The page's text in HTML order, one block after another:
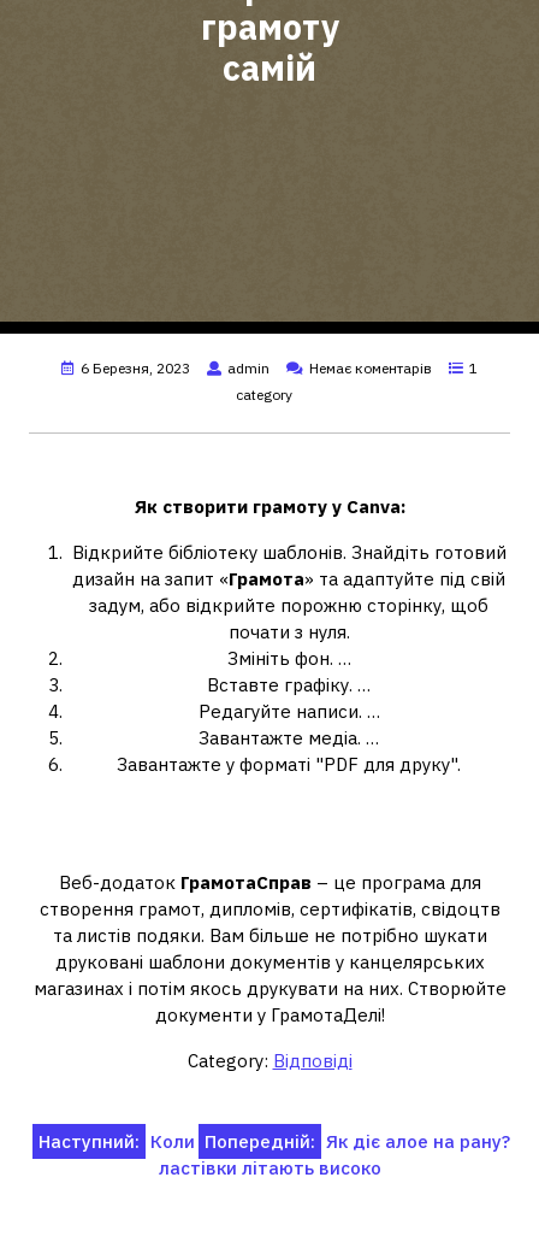
грамоту
самій
6 Березня, 2023 admin Немає коментарів
1
category
Як створити грамотуу Canva:
Відкрийте бібліотеку шаблонів. Знайдіть готовий
дизайн на запит «Грамота» та адаптуйте під свій
задум, або відкрийте порожню сторінку, щоб
почати з нуля.
Змініть фон. …
Вставте графіку. …
Редагуйте написи. …
Завантажте медіа. …
Завантажте у форматі "PDF для друку".
Веб-додаток ГрамотаСправ – це програма для
створення грамот, дипломів, сертифікатів, свідоцтв
та листів подяки. Вам більше не потрібно шукати
друковані шаблони документів у канцелярських
магазинах і потім якось друкувати на них. Створюйте
документи у ГрамотаДелі!
Category: Відповіді
Навігація
Попередній: Як діє алое на рану?
Наступний: Коли
ластівки літають високо